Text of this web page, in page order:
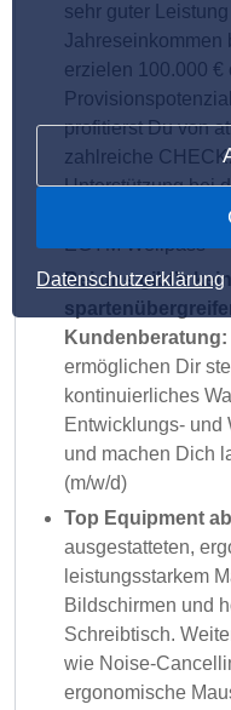
Datenschutzerklärung
sehr guter
Jahreseinkommen
erzielen 100.000 €
profitierst Du von
zahlreiche
Unterstützung bei
sowie einer sehr
EGYM Wellpass
Bei uns gibt’s
Kundenberatung:
ermöglichen Dir
kontinuierliches
Entwicklungs- und
und machen Dich
(m/w/d)
Top Equipment
ausgestatteten,
leistungsstarkem
Bildschirmen und
Schreibtisch.
wie Noise-
ergonomische